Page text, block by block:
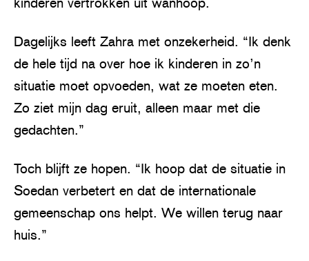
Dagelijks leeft Zahra met onzekerheid. “Ik denk
de hele tijd na over hoe ik kinderen in zo’n
situatie moet opvoeden, wat ze moeten eten.
Zo ziet mijn dag eruit, alleen maar met die
gedachten.”
Toch blijft ze hopen. “Ik hoop dat de situatie in
Soedan verbetert en dat de internationale
gemeenschap ons helpt. We willen terug naar
huis.”